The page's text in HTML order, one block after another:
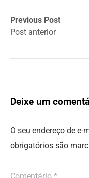
Previous Post
Post anterior
Deixe um
O seu endereço de
obrigatórios são